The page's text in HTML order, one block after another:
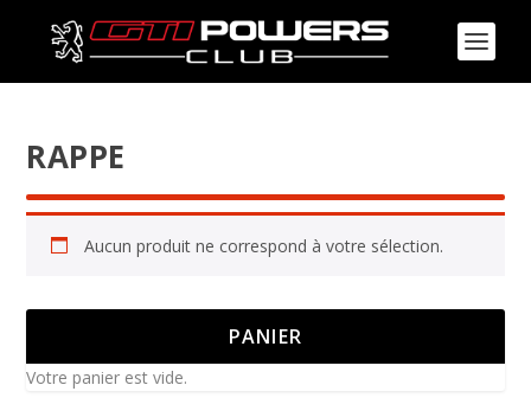
RAPPE
Aucun produit ne correspond à votre sélection.
PANIER
Votre panier est vide.